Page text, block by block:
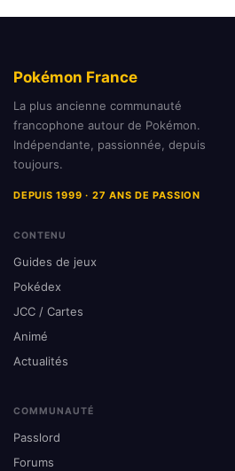
Pokémon France
La plus ancienne communauté
francophone autour de Pokémon.
Indépendante, passionnée, depuis
toujours.
DEPUIS 1999 · 27 ANS DE PASSION
CONTENU
Guides de jeux
Pokédex
JCC / Cartes
Animé
Actualités
COMMUNAUTÉ
Passlord
Forums